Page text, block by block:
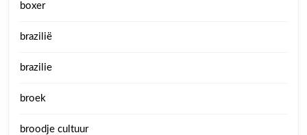
boxer
brazilië
brazilie
broek
broodje cultuur